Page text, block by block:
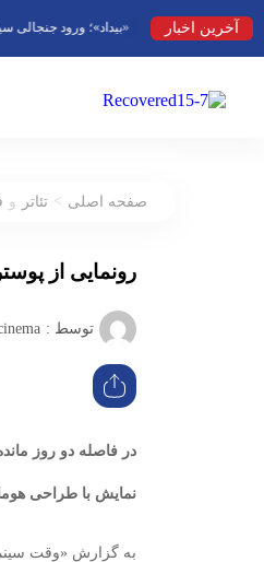
آخرین اخبار «بیداد»؛ ورود جنجالی
صفحه اصلی > تئاتر و
رونمایی از
توسط :
در فاصله دو روز
نمایش با طراحی
به گزارش «وقت